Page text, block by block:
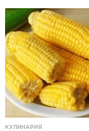
КУЛИНАРИЯ